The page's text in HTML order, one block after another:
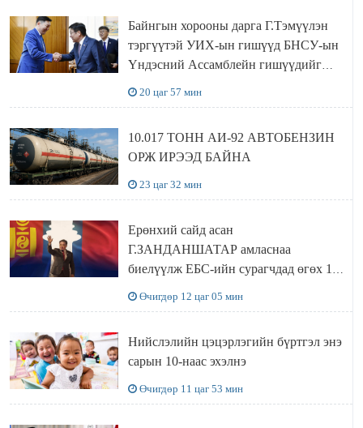
Байнгын хорооны дарга Г.Тэмүүлэн
тэргүүтэй УИХ-ын гишүүд БНСУ-ын
Үндэсний Ассамблейн гишүүдийг
хүлээн авч уулзав
20 цаг 57 мин
10.017 ТОНН АИ-92 АВТОБЕНЗИН
ОРЖ ИРЭЭД БАЙНА
23 цаг 32 мин
Ерөнхий сайд асан
Г.ЗАНДАНШАТАР амласнаа
биелүүлж ЕБС-ийн сурагчдад өгөх 10.
МЯНГАН ШАТРАА хүлээн авчээ
Өчигдөр 12 цаг 05 мин
Нийслэлийн цэцэрлэгийн бүртгэл энэ
сарын 10-наас эхэлнэ
Өчигдөр 11 цаг 53 мин